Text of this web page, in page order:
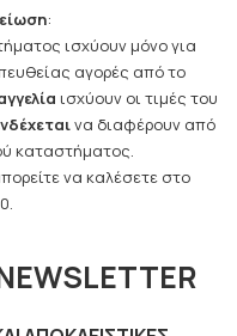
:
ισχύουν μόνο για
αγορές από το
ισχύουν οι τιμές του
να διαφέρουν από
καταστήματος.
να καλέσετε στο